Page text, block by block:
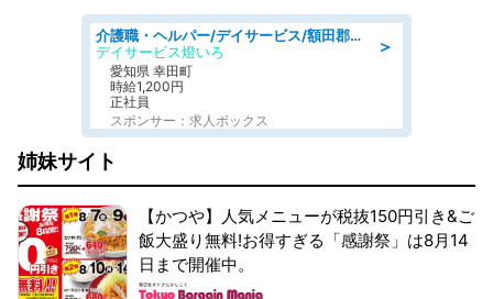
＞
介護職・ヘルパー/デイサービス/額田郡幸田町/JR東海道本線 幸田/愛知県
デイサービス燈いろ
愛知県 幸田町
時給1,200円
正社員
スポンサー：求人ボックス
姉妹サイト
【かつや】人気メニューが税抜150円引き&ご
飯大盛り無料!お得すぎる「感謝祭」は8月14
日まで開催中。